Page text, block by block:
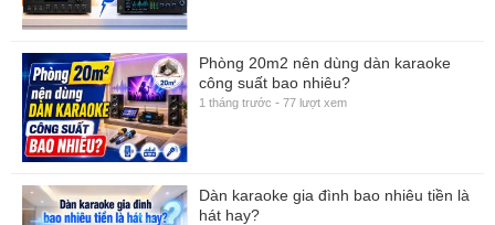
Phòng 20m2 nên dùng dàn karaoke
công suất bao nhiêu?
1 tháng trước - 77 lượt xem
Dàn karaoke gia đình bao nhiêu tiền là
hát hay?